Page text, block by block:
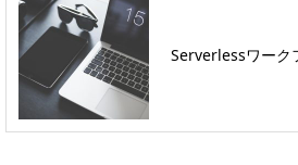
Serverlessワーク